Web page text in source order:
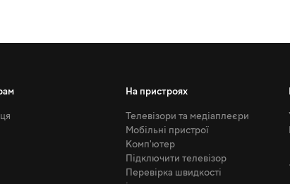
На пристроях
Телевізори та медіаплеєри
Мобільні пристрої
Комп'ютер
Підключити телевізор
Перевірка швидкості